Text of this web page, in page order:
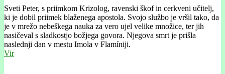
Sveti Peter, s priimkom Krizolog, ravenski škof in cerkveni učitelj,
ki je dobil priimek blaženega apostola. Svojo službo je vršil tako, da
je v mrežo nebeškega nauka za vero ujel velike množice, ter jih
nasičeval s sladkostjo božjega govora. Njegova smrt je prišla
naslednji dan v mestu Imola v Flamíniji.
Vir